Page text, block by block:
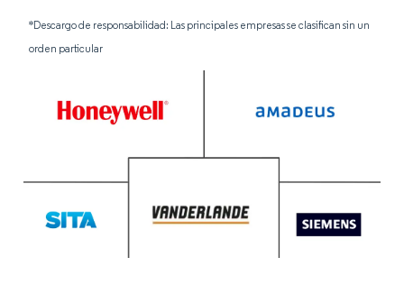
*Descargo de responsabilidad: Las principales empresas se clasifican sin un
orden particular